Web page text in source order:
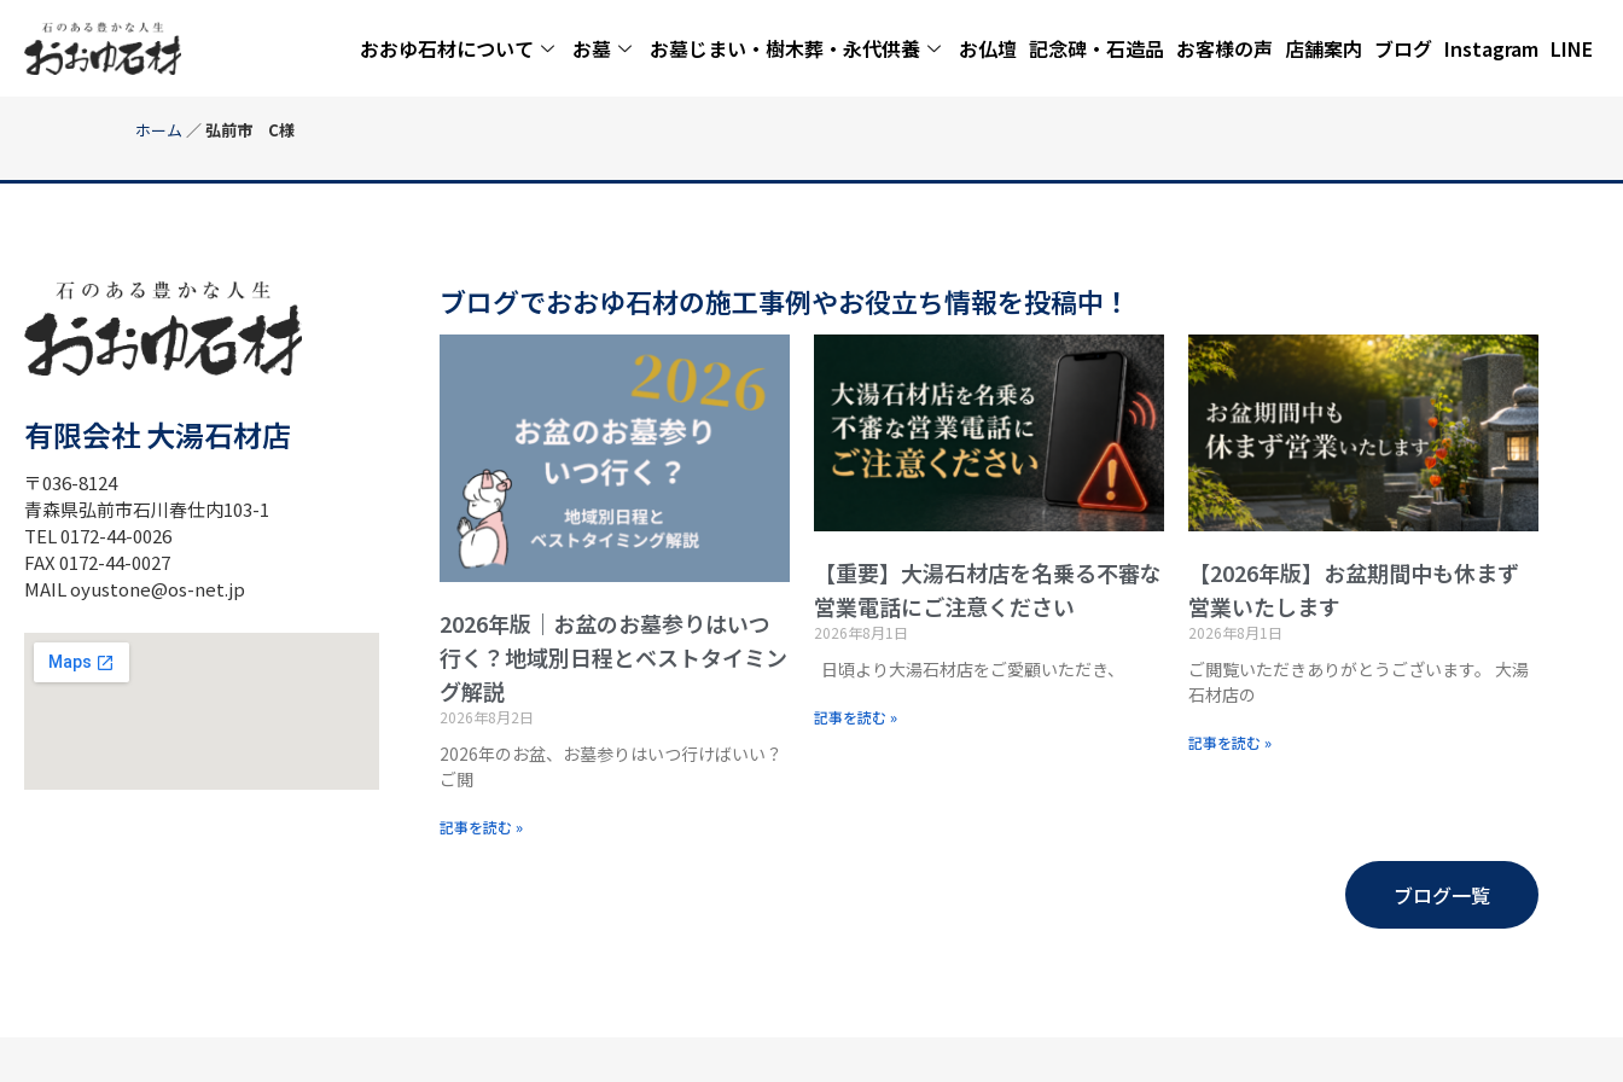
おおゆ石材について お墓 お墓じまい・樹木葬・永代供養 お仏壇 記念碑・石造品 お客様の声 店舗案内 ブログ Instagram LINE
ホーム ／弘前市 C様
有限会社 大湯石材店
〒036-8124
青森県弘前市石川春仕内103-1
TEL 0172-44-0026
FAX 0172-44-0027
MAIL oyustone@os-net.jp
ブログでおおゆ石材の施工事例やお役立ち情報を投稿中！
2026年版｜お盆のお墓参りはいつ
行く？地域別日程とベストタイミン
グ解説
2026年8月2日
2026年のお盆、お墓参りはいつ行けばいい？
ご閲
記事を読む »
【重要】大湯石材店を名乗る不審な
営業電話にご注意ください
2026年8月1日
日頃より大湯石材店をご愛顧いただき、
記事を読む »
【2026年版】お盆期間中も休まず
営業いたします
2026年8月1日
ご閲覧いただきありがとうございます。 大湯
石材店の
記事を読む »
ブログ一覧